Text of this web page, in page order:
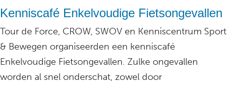
Kenniscafé Enkelvoudige Fietsongevallen
Tour de Force, CROW, SWOV en Kenniscentrum Sport
& Bewegen organiseerden een kenniscafé
Enkelvoudige Fietsongevallen. Zulke ongevallen
worden al snel onderschat, zowel door